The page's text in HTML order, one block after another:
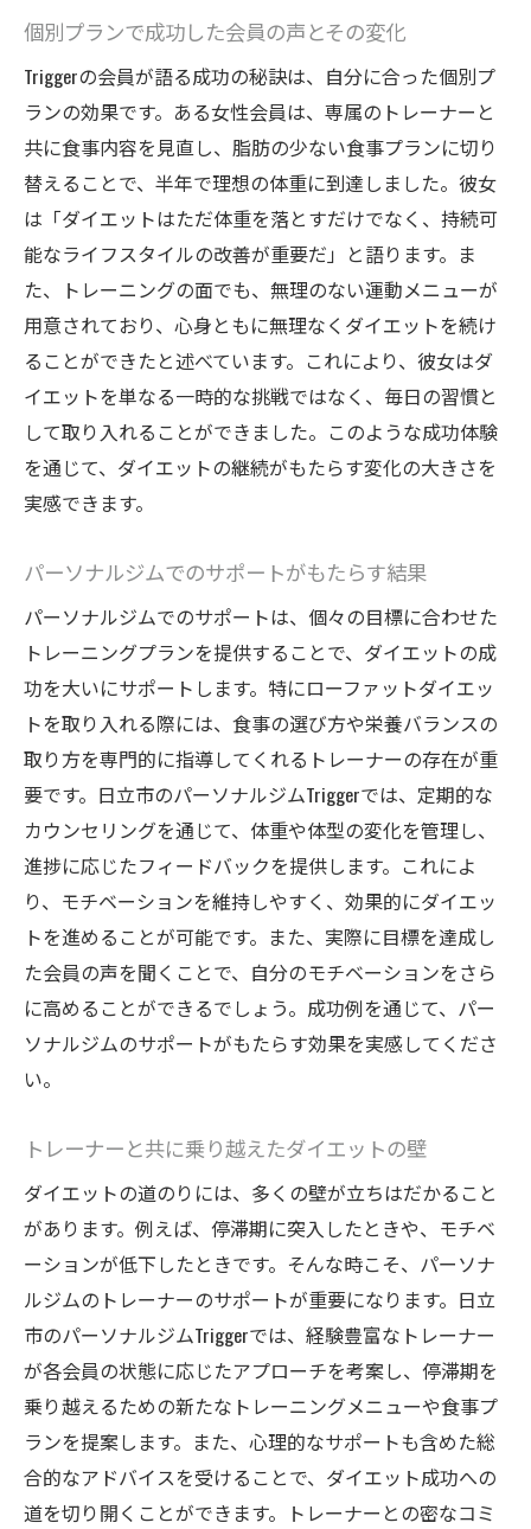
個別プランで成功した会員の声とその変化
Triggerの会員が語る成功の秘訣は、自分に合った個別プ
ランの効果です。ある女性会員は、専属のトレーナーと
共に食事内容を見直し、脂肪の少ない食事プランに切り
替えることで、半年で理想の体重に到達しました。彼女
は「ダイエットはただ体重を落とすだけでなく、持続可
能なライフスタイルの改善が重要だ」と語ります。ま
た、トレーニングの面でも、無理のない運動メニューが
用意されており、心身ともに無理なくダイエットを続け
ることができたと述べています。これにより、彼女はダ
イエットを単なる一時的な挑戦ではなく、毎日の習慣と
して取り入れることができました。このような成功体験
を通じて、ダイエットの継続がもたらす変化の大きさを
実感できます。
パーソナルジムでのサポートがもたらす結果
パーソナルジムでのサポートは、個々の目標に合わせた
トレーニングプランを提供することで、ダイエットの成
功を大いにサポートします。特にローファットダイエッ
トを取り入れる際には、食事の選び方や栄養バランスの
取り方を専門的に指導してくれるトレーナーの存在が重
要です。日立市のパーソナルジムTriggerでは、定期的な
カウンセリングを通じて、体重や体型の変化を管理し、
進捗に応じたフィードバックを提供します。これによ
り、モチベーションを維持しやすく、効果的にダイエッ
トを進めることが可能です。また、実際に目標を達成し
た会員の声を聞くことで、自分のモチベーションをさら
に高めることができるでしょう。成功例を通じて、パー
ソナルジムのサポートがもたらす効果を実感してくださ
い。
トレーナーと共に乗り越えたダイエットの壁
ダイエットの道のりには、多くの壁が立ちはだかること
があります。例えば、停滞期に突入したときや、モチベ
ーションが低下したときです。そんな時こそ、パーソナ
ルジムのトレーナーのサポートが重要になります。日立
市のパーソナルジムTriggerでは、経験豊富なトレーナー
が各会員の状態に応じたアプローチを考案し、停滞期を
乗り越えるための新たなトレーニングメニューや食事プ
ランを提案します。また、心理的なサポートも含めた総
合的なアドバイスを受けることで、ダイエット成功への
道を切り開くことができます。トレーナーとの密なコミ